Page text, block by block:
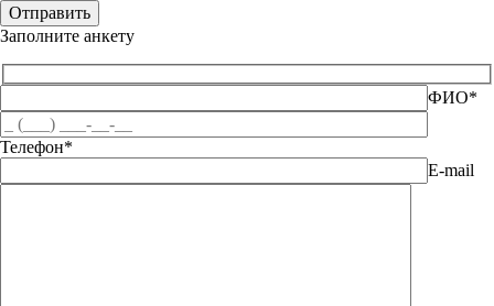
Заполните анкету
ФИО*
Телефон*
E-mail